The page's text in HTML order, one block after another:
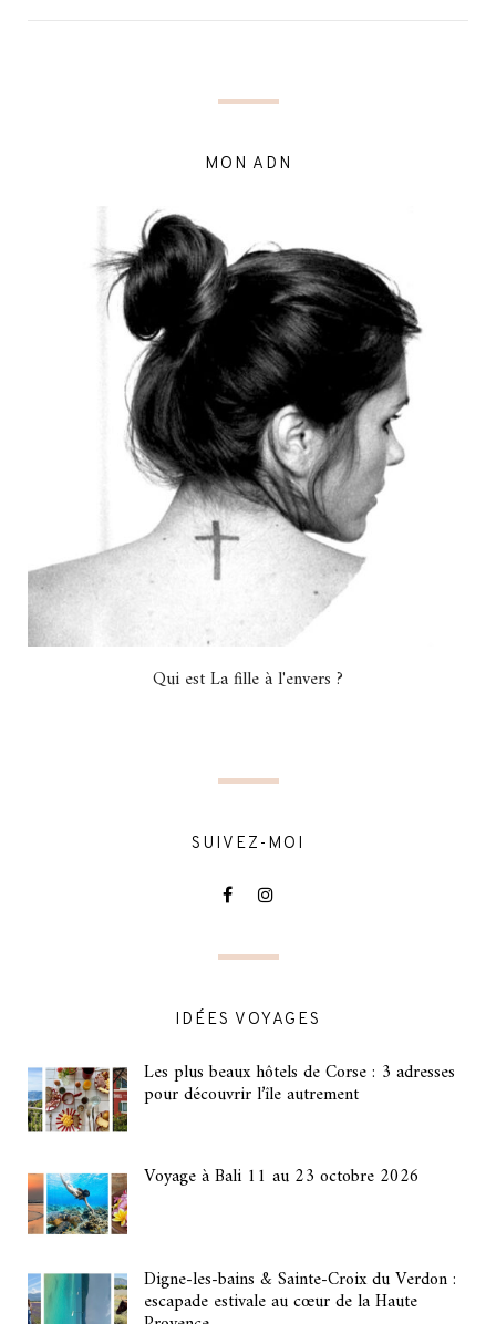
MON ADN
Qui est La fille à l'envers ?
SUIVEZ-MOI
IDÉES VOYAGES
Les plus beaux hôtels de Corse : 3 adresses
pour découvrir l’île autrement
Voyage à Bali 11 au 23 octobre 2026
Digne-les-bains & Sainte-Croix du Verdon :
escapade estivale au cœur de la Haute